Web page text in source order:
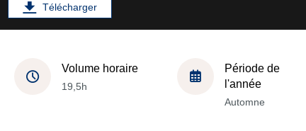
Télécharger
Volume horaire
19,5h
Période de
l'année
Automne